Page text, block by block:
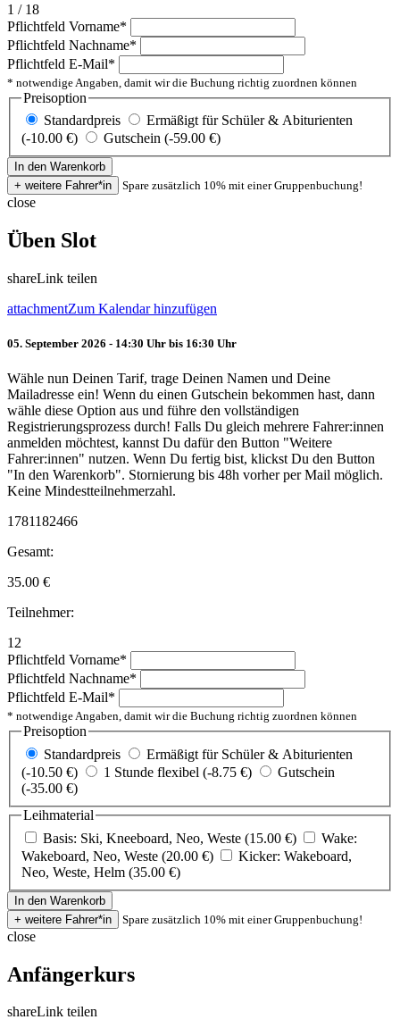
1 / 18
Pflichtfeld Vorname*
Pflichtfeld Nachname*
Pflichtfeld E-Mail*
* notwendige Angaben, damit wir die Buchung richtig zuordnen können
Preisoption
Standardpreis
Ermäßigt für Schüler & Abiturienten
(-10.00 €)
Gutschein (-59.00 €)
Spare zusätzlich 10% mit einer Gruppenbuchung!
close
Üben Slot
shareLink teilen
attachmentZum Kalendar hinzufügen
05. September 2026 - 14:30 Uhr bis 16:30 Uhr
Wähle nun Deinen Tarif, trage Deinen Namen und Deine
Mailadresse ein! Wenn du einen Gutschein bekommen hast, dann
wähle diese Option aus und führe den vollständigen
Registrierungsprozess durch! Falls Du gleich mehrere Fahrer:innen
anmelden möchtest, kannst Du dafür den Button "Weitere
Fahrer:innen" nutzen. Wenn Du fertig bist, klickst Du den Button
"In den Warenkorb". Stornierung bis 48h vorher per Mail möglich.
Keine Mindestteilnehmerzahl.
1781182466
Gesamt:
35.00 €
Teilnehmer:
12
Pflichtfeld Vorname*
Pflichtfeld Nachname*
Pflichtfeld E-Mail*
* notwendige Angaben, damit wir die Buchung richtig zuordnen können
Preisoption
Standardpreis
Ermäßigt für Schüler & Abiturienten
(-10.50 €)
1 Stunde flexibel (-8.75 €)
Gutschein
(-35.00 €)
Leihmaterial
Basis: Ski, Kneeboard, Neo, Weste (15.00 €)
Wake:
Wakeboard, Neo, Weste (20.00 €)
Kicker: Wakeboard,
Neo, Weste, Helm (35.00 €)
Spare zusätzlich 10% mit einer Gruppenbuchung!
close
Anfängerkurs
shareLink teilen